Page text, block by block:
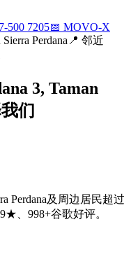
500 7205📅 MOVO-X
Perdana 📍 邻近
3, Taman
们
Perdana及周边居民超过
、998+谷歌好评。